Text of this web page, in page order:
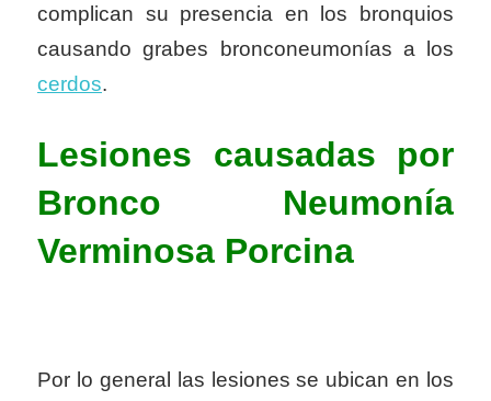
complican su presencia en los bronquios
causando grabes bronconeumonías a los
cerdos.
Lesiones causadas por
Bronco Neumonía
Verminosa Porcina
Por lo general las lesiones se ubican en los